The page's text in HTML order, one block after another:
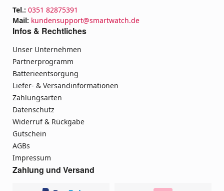
Tel.: 0351 82875391
Mail: kundensupport@smartwatch.de
Infos & Rechtliches
Unser Unternehmen
Partnerprogramm
Batterieentsorgung
Liefer- & Versandinformationen
Zahlungsarten
Datenschutz
Widerruf & Rückgabe
Gutschein
AGBs
Impressum
Zahlung und Versand